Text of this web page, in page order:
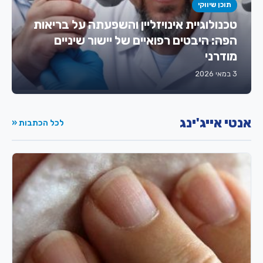
תוכן שיווקי
טכנולוגיית אינויזליין והשפעתה על בריאות
הפה: היבטים רפואיים של יישור שיניים
מודרני
3 במאי 2026
אנטי אייג'ינג לכל הכתבות «